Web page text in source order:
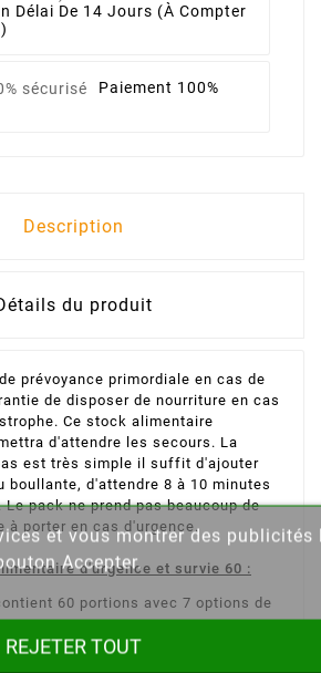
Délai De 14 Jours (à Compter
Paiement 100%
Description
du produit
prévoyance primordiale en cas de
de disposer de nourriture en cas
Ce stock alimentaire
d'attendre les secours. La
est très simple il suffit d'ajouter
boullante, d'attendre 8 à 10 minutes
pack ne prend pas beaucoup de
à porter en cas d'urgence.
d'urgence et survie 60 :
60 portions avec 7 options de
granola croquant (8 portions au total)
et vous montrer des
Accepter.
REJETER TOUT